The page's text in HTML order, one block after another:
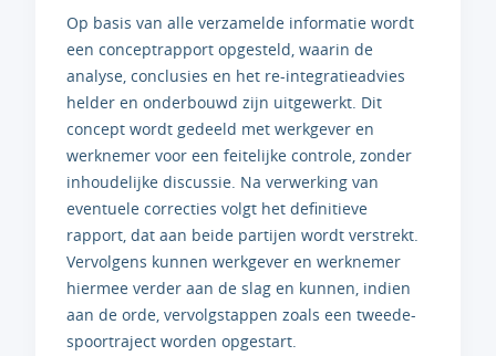
Op basis van alle verzamelde informatie wordt
een conceptrapport opgesteld, waarin de
analyse, conclusies en het re-integratieadvies
helder en onderbouwd zijn uitgewerkt. Dit
concept wordt gedeeld met werkgever en
werknemer voor een feitelijke controle, zonder
inhoudelijke discussie. Na verwerking van
eventuele correcties volgt het definitieve
rapport, dat aan beide partijen wordt verstrekt.
Vervolgens kunnen werkgever en werknemer
hiermee verder aan de slag en kunnen, indien
aan de orde, vervolgstappen zoals een tweede-
spoortraject worden opgestart.